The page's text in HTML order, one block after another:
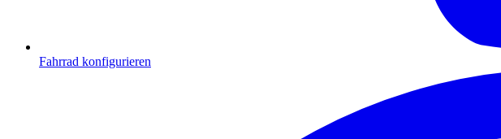
Fahrrad konfigurieren